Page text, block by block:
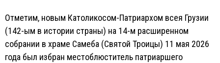
Отметим, новым Католикосом-Патриархом всея Грузии
(142-ым в истории страны) на 14-м расширенном
собрании в храме Самеба (Святой Троицы) 11 мая 2026
года был избран местоблюститель патриаршего